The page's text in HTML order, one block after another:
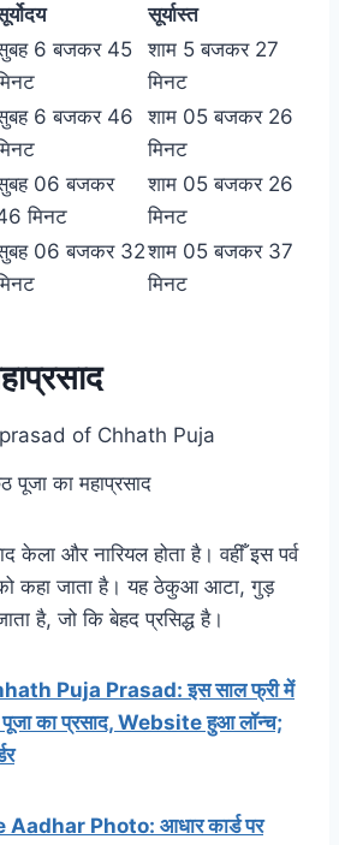
सूर्यास्त
6 बजकर 45
शाम 5 बजकर 27
मिनट
6 बजकर 46
शाम 05 बजकर 26
मिनट
06 बजकर
मिनट
शाम 05 बजकर 26
मिनट
06 बजकर 32शाम 05 बजकर 37
मिनट
पूजा का महाप्रसाद
केला और नारियल होता है। वहीँ इस पर्व
कहा जाता है। यह ठेकुआ आटा, गुड़
है, जो कि बेहद प्रसिद्ध है।
Puja Prasad: इस साल फ्री में
पूजा का प्रसाद, Website हुआ लॉन्च;
Photo: आधार कार्ड पर